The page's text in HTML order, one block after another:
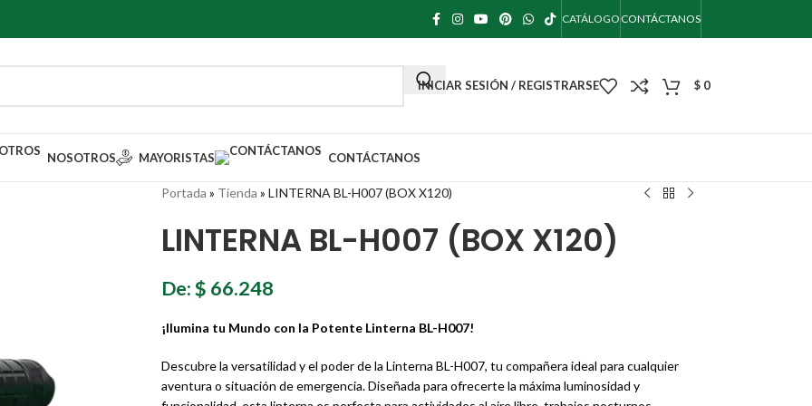
CATÁLOGO CONTÁCTANOS
INICIAR SESIÓN / REGISTRARSE $ 0
NOSOTROS MAYORISTAS CONTÁCTANOS
Portada » Tienda » LINTERNA BL-H007 (BOX X120)
LINTERNA BL-H007 (BOX X120)
De:$ 66.248
¡Ilumina tu Mundo con la Potente Linterna BL-H007!
Descubre la versatilidad y el poder de la Linterna BL-H007, tu compañera ideal para cualquier
aventura o situación de emergencia. Diseñada para ofrecerte la máxima luminosidad y